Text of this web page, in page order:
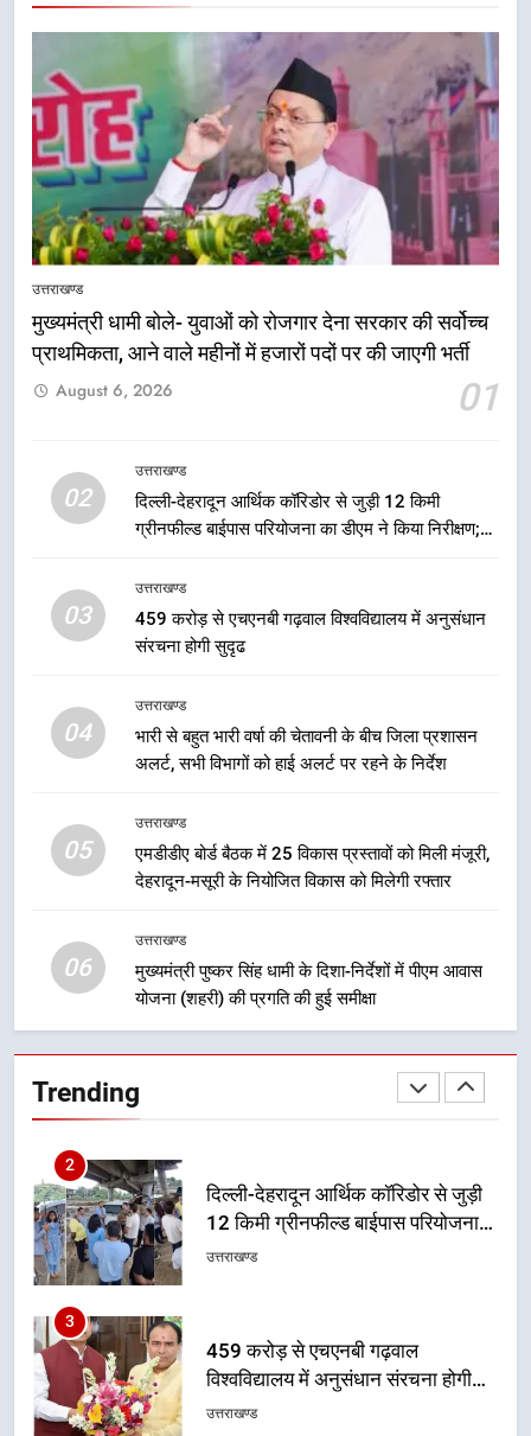
उत्तराखण्ड
मुख्यमंत्री धामी बोले- युवाओं को रोजगार देना सरकार की सर्वोच्च
प्राथमिकता, आने वाले महीनों में हजारों पदों पर की जाएगी भर्ती
01
August 6, 2026
02
उत्तराखण्ड
दिल्ली-देहरादून आर्थिक कॉरिडोर से जुड़ी 12 किमी
ग्रीनफील्ड बाईपास परियोजना का डीएम ने किया निरीक्षण;
सुरक्षा मानकों से कोई समझौता नहींः डीएम
03
उत्तराखण्ड
459 करोड़ से एचएनबी गढ़वाल विश्वविद्यालय में अनुसंधान
संरचना होगी सुदृढ
04
उत्तराखण्ड
भारी से बहुत भारी वर्षा की चेतावनी के बीच जिला प्रशासन
अलर्ट, सभी विभागों को हाई अलर्ट पर रहने के निर्देश
05
उत्तराखण्ड
एमडीडीए बोर्ड बैठक में 25 विकास प्रस्तावों को मिली मंजूरी,
देहरादून-मसूरी के नियोजित विकास को मिलेगी रफ्तार
06
उत्तराखण्ड
मुख्यमंत्री पुष्कर सिंह धामी के दिशा-निर्देशों में पीएम आवास
योजना (शहरी) की प्रगति की हुई समीक्षा
Trending
5
नियोजित विकास को मिलेगी रफ्तार
उत्तराखण्ड
6
की हुई समीक्षा
उत्तराखण्ड
अभियुक्त को दून पुलिस ने हरिद्वार से किया
गिरफ्तार
उत्तराखण्ड
8
भारी बारिश का अलर्ट! 6 अगस्त को
देहरादून में स्कूल बंद
1
वाले महीनों में हजारों पदों पर की जाएगी
भर्ती
उत्तराखण्ड
2
दिल्ली-देहरादून आर्थिक कॉरिडोर से जुड़ी
12 किमी ग्रीनफील्ड बाईपास परियोजना
नहींः डीएम
3
459 करोड़ से एचएनबी गढ़वाल
विश्वविद्यालय में अनुसंधान संरचना होगी
4
भारी से बहुत भारी वर्षा की चेतावनी के बीच
जिला प्रशासन अलर्ट, सभी विभागों को हाई